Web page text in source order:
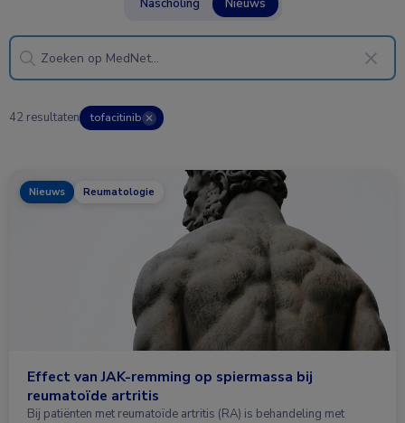
Nascholing Nieuws
42 resultaten tofacitinib ✕
Nieuws Reumatologie
Effect van JAK-remming op spiermassa bij
reumatoïde artritis
Bij patiënten met reumatoïde artritis (RA) is behandeling met